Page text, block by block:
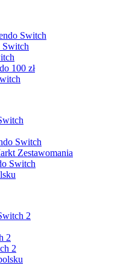
Switch
Switch
100 zł
Switch
Zestawomania
Switch
2
2
2